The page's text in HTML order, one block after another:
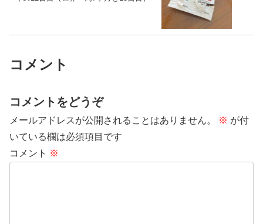
コメント
コメントをどうぞ
メールアドレスが公開されることはありません。 ※ が付
いている欄は必須項目です
コメント ※